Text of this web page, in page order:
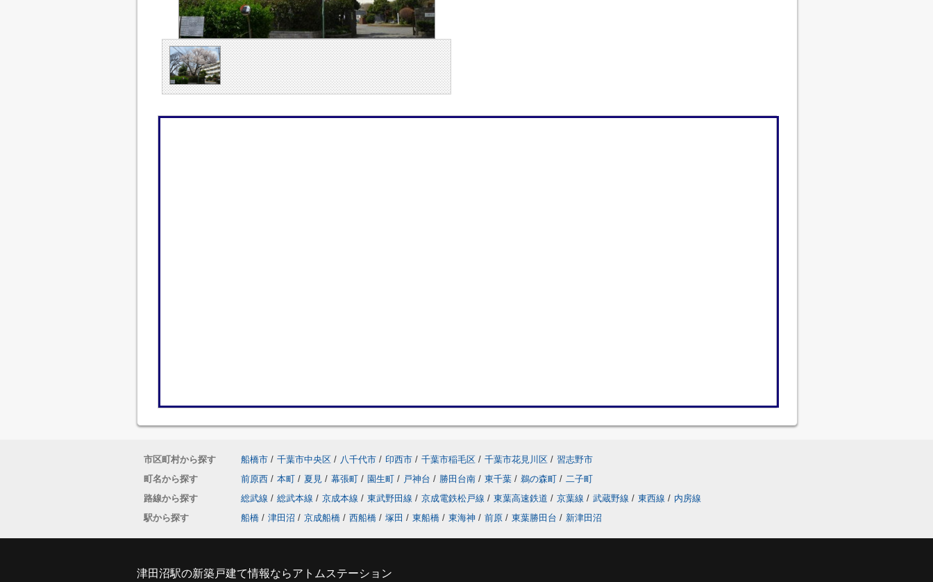
市区町村から探す 船橋市 / 千葉市中央区 / 八千代市 / 印西市 / 千葉市稲毛区 / 千葉市花見川区 / 習志野市
町名から探す
前原西 / 本町 / 夏見 / 幕張町 / 園生町 / 戸神台 / 勝田台南 / 東千葉 / 鵜の森町 / 二子町
路線から探す
総武線 / 総武本線 / 京成本線 / 東武野田線 / 京成電鉄松戸線 / 東葉高速鉄道 / 京葉線 / 武蔵野線 / 東西線 / 内房線
駅から探す
船橋 / 津田沼 / 京成船橋 / 西船橋 / 塚田 / 東船橋 / 東海神 / 前原 / 東葉勝田台 / 新津田沼
津田沼駅の新築戸建て情報ならアトムステーション